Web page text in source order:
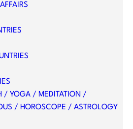
/ YOGA / MEDITATION /
/ HOROSCOPE / ASTROLOGY